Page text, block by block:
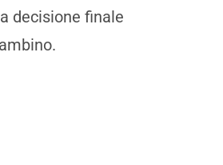
decisione finale